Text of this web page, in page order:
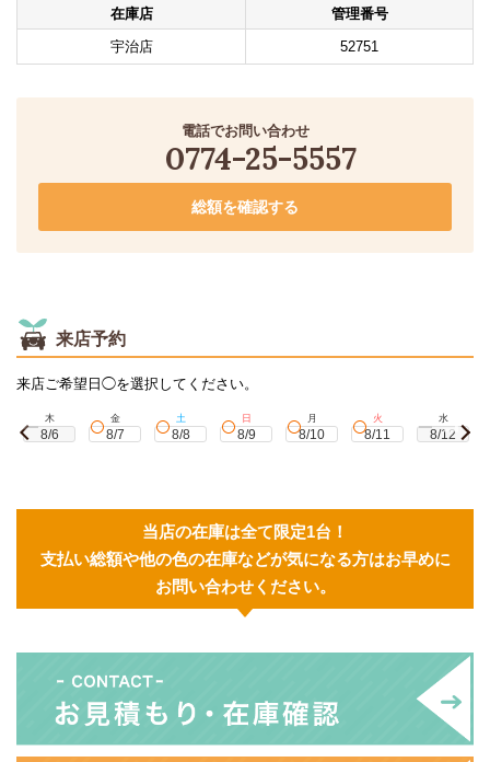
在庫店
管理番号
宇治店
52751
電話でお問い合わせ
0774-25-5557
総額を確認する
来店予約
来店ご希望日◯を選択してください。
木
8/6
金
8/7
土
8/8
日
8/9
月
8/10
火
8/11
水
8/12
当店の在庫は全て限定1台！
支払い総額や他の色の在庫などが気になる方はお早めに
お問い合わせください。